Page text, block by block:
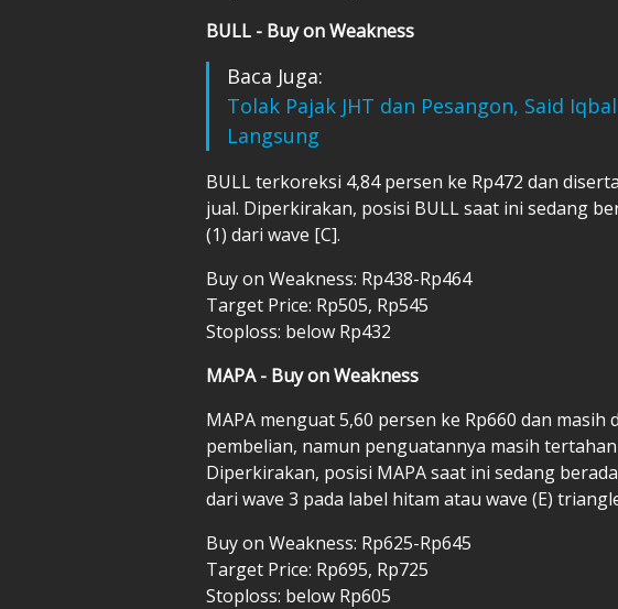
BULL - Buy on Weakness
Baca Juga:
Tolak Pajak JHT dan Pesangon, Said
Langsung
BULL terkoreksi 4,84 persen ke Rp472 dan
jual. Diperkirakan, posisi BULL saat ini sedang
(1) dari wave [C].
Buy on Weakness: Rp438-Rp464
Target Price: Rp505, Rp545
Stoploss: below Rp432
MAPA - Buy on Weakness
MAPA menguat 5,60 persen ke Rp660 dan masih
pembelian, namun penguatannya masih
Diperkirakan, posisi MAPA saat ini sedang
dari wave 3 pada label hitam atau wave (E)
Buy on Weakness: Rp625-Rp645
Target Price: Rp695, Rp725
Stoploss: below Rp605